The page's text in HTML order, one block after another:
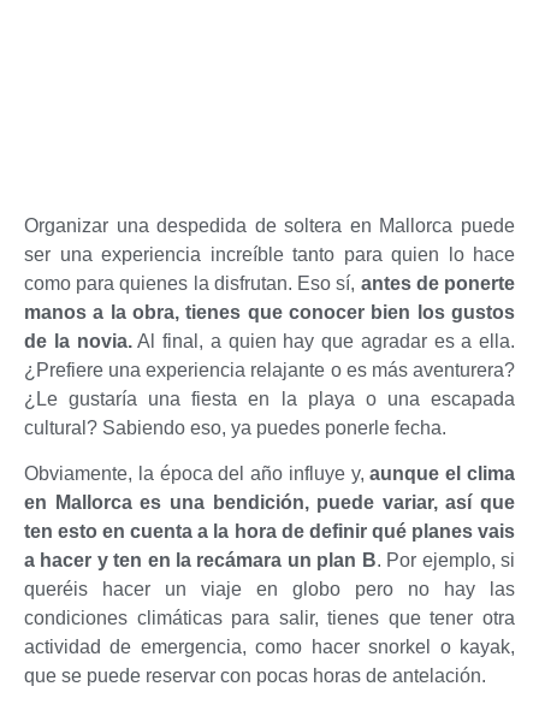
Organizar una despedida de soltera en Mallorca puede
ser una experiencia increíble tanto para quien lo hace
como para quienes la disfrutan. Eso sí, antes de ponerte
manos a la obra, tienes que conocer bien los gustos
de la novia.Al final, a quien hay que agradar es a ella.
¿Prefiere una experiencia relajante o es más aventurera?
¿Le gustaría una fiesta en la playa o una escapada
cultural? Sabiendo eso, ya puedes ponerle fecha.
Obviamente, la época del año influye y,aunque el clima
en Mallorca es una bendición, puede variar, así que
ten esto en cuenta a la hora de definir qué planes vais
a hacer y ten en la recámara un plan B. Por ejemplo, si
queréis hacer un viaje en globo pero no hay las
condiciones climáticas para salir, tienes que tener otra
actividad de emergencia, como hacer snorkel o kayak,
que se puede reservar con pocas horas de antelación.